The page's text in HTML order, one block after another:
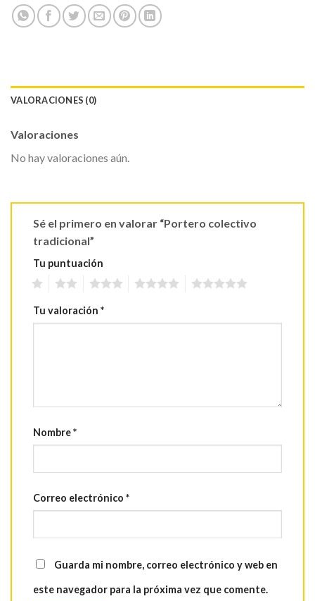
VALORACIONES (0)
Valoraciones
No hay valoraciones aún.
Sé el primero en valorar “Portero colectivo
tradicional”
Tu puntuación
Tu valoración *
Nombre*
Correo electrónico *
Guarda mi nombre, correo electrónico y web en
este navegador para la próxima vez que comente.